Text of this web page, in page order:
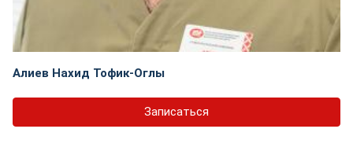
Алиев Нахид Тофик-Оглы
Записаться